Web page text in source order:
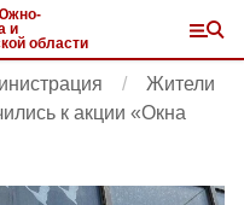
и
области
Жители
к акции «Окна